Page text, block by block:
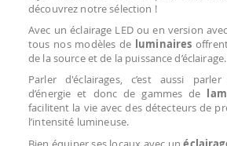
découvrez notre sélection !
Avec un éclairage LED ou en version
tous nos modèles de luminaires
de la source et de la puissance d’éclairage.
Parler d'éclairages, c’est aussi
d’énergie et donc de gammes de
facilitent la vie avec des détecteurs de
l’intensité lumineuse.